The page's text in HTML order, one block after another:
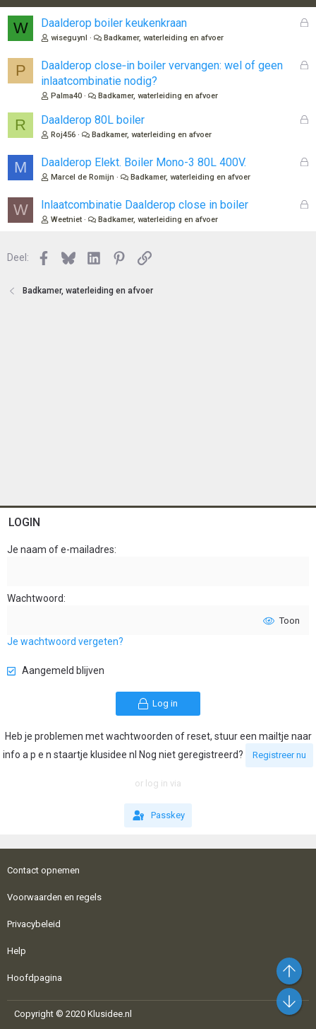
W
G
l
Daalderop boiler keukenkraan
wiseguynl Badkamer, waterleiding en afvoer
P
G
o
Daalderop close‑in boiler vervangen: wel of geen
inlaatcombinatie nodig?
Palma40 Badkamer, waterleiding en afvoer
R
G
l
n
Daalderop 80L boiler
Roj456 Badkamer, waterleiding en afvoer
M
G
l
Daalderop Elekt. Boiler Mono-3 80L 400V.
Marcel de Romijn Badkamer, waterleiding en afvoer
W
G
Inlaatcombinatie Daalderop close in boiler
Weetniet Badkamer, waterleiding en afvoer
Deel: Facebook
BlueskyLinkedInPinterest
Link
Badkamer, waterleiding en afvoer
LOGIN
Je naam of e-mailadres
Wachtwoord
Toon
Je wachtwoord vergeten?
Aangemeld blijven
Log in
Heb je problemen met wachtwoorden of reset, stuur een mailtje naar
info a p e n staartje klusidee nl Nog niet geregistreerd?
Registreer nu
or log in via
Passkey
Contact opnemen
Voorwaarden en regels
Privacybeleid
Help
Hoofdpagina
Copyright © 2020 Klusidee.nl